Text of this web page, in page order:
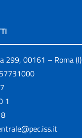
299, 00161 – Roma (I)
1